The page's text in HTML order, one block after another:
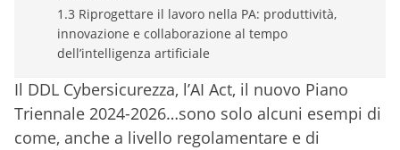
1.3 Riprogettare il lavoro nella PA: produttività,
innovazione e collaborazione al tempo
dell’intelligenza artificiale
Il DDL Cybersicurezza, l’AI Act, il nuovo Piano
Triennale 2024-2026…sono solo alcuni esempi di
come, anche a livello regolamentare e di